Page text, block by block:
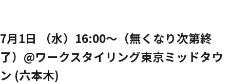
7月1日 ​（水）​1​6:00〜​（無くなり次第終
了）@ワークスタイリング東京ミッドタウ
ン (六本木)